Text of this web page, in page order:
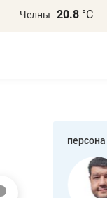
Челны 20.8 °С
персона